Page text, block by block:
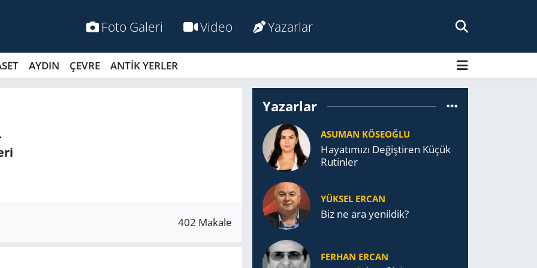
Foto Galeri Video Yazarlar
AYDIN ÇEVRE ANTİK YERLER
402 Makale
Yazarlar
ASUMAN KÖSEOĞLU
Ha­ya­tı­mı­zı De­ğiş­ti­ren Küçük
Ru­tin­ler
YÜKSEL ERCAN
Biz ne ara yenildik?
FERHAN ERCAN